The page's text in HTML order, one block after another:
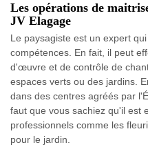
Les opérations de
JV Elagage
Le paysagiste est un expert
compétences. En fait, il peut
d'œuvre et de contrôle de
espaces verts ou des jardins.
dans des centres agréés par
faut que vous sachiez qu'il est
professionnels comme les
pour le jardin.